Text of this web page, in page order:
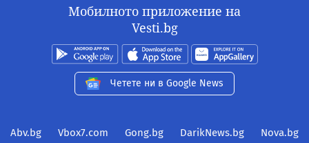
Мобилното приложение на
Vesti.bg
Четете ни в Google News
Abv.bg Vbox7.com Gong.bg DarikNews.bg Nova.bg